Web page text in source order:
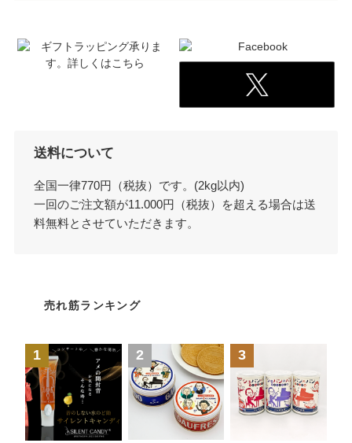
送料について
全国一律770円（税抜）です。(2kg以内)
一回のご注文額が11.000円（税抜）を超える場合は送
料無料とさせていただきます。
売れ筋ランキング
1 2 3